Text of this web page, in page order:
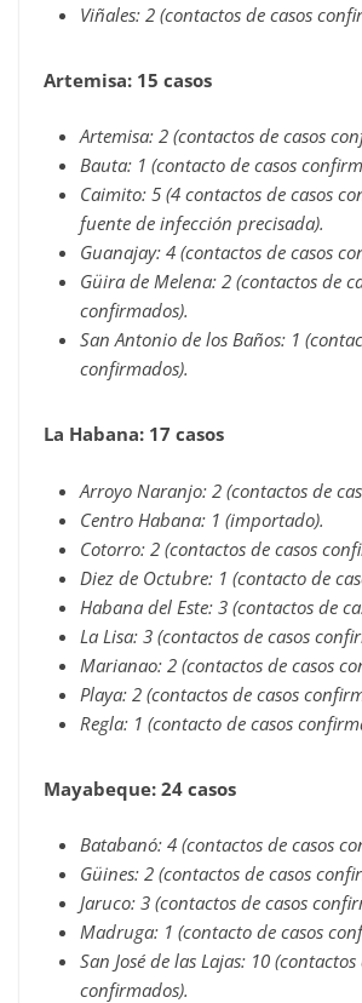
Viñales: 2 (contactos de casos
Artemisa: 15 casos
Artemisa: 2 (contactos de casos
Bauta: 1 (contacto de casos
Caimito: 5 (4 contactos de casos
fuente de infección precisada).
Guanajay: 4 (contactos de casos
Güira de Melena: 2 (contactos de
confirmados).
San Antonio de los Baños: 1
confirmados).
La Habana: 17 casos
Arroyo Naranjo: 2 (contactos de
Centro Habana: 1 (importado).
Cotorro: 2 (contactos de casos
Diez de Octubre: 1 (contacto de
Habana del Este: 3 (contactos de
La Lisa: 3 (contactos de casos
Marianao: 2 (contactos de casos
Playa: 2 (contactos de casos
Regla: 1 (contacto de casos
Mayabeque: 24 casos
Batabanó: 4 (contactos de casos
Güines: 2 (contactos de casos
Jaruco: 3 (contactos de casos
Madruga: 1 (contacto de casos
San José de las Lajas: 10 (contactos
confirmados).